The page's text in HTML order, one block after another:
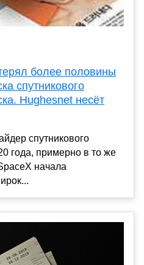
более половины
спутникового
Hughesnet несёт
спутникового
года, примерно в то же
начала